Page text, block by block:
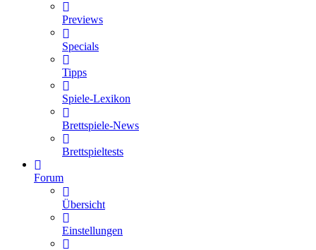
Previews
Specials
Tipps
Spiele-Lexikon
Brettspiele-News
Brettspieltests
Forum
Übersicht
Einstellungen